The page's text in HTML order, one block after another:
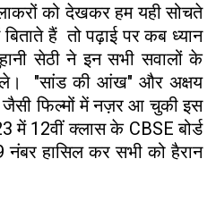
को देखकर हम यही सोचते
हैं तो पढ़ाई पर कब ध्यान
सेठी ने इन सभी सवालों के
"सांड की आंख" और अक्षय
फिल्मों में नज़र आ चुकी इस
में 12वीं क्लास के CBSE बोर्ड
नंबर हासिल कर सभी को हैरान